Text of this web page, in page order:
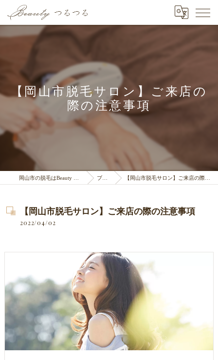
【岡山市脱毛サロン】ご来店の
際の注意事項
ブログ 【岡山市脱毛サロン】ご来店の際の注意事項
【岡山市脱毛サロン】ご来店の際の注意事項
2022/04/02